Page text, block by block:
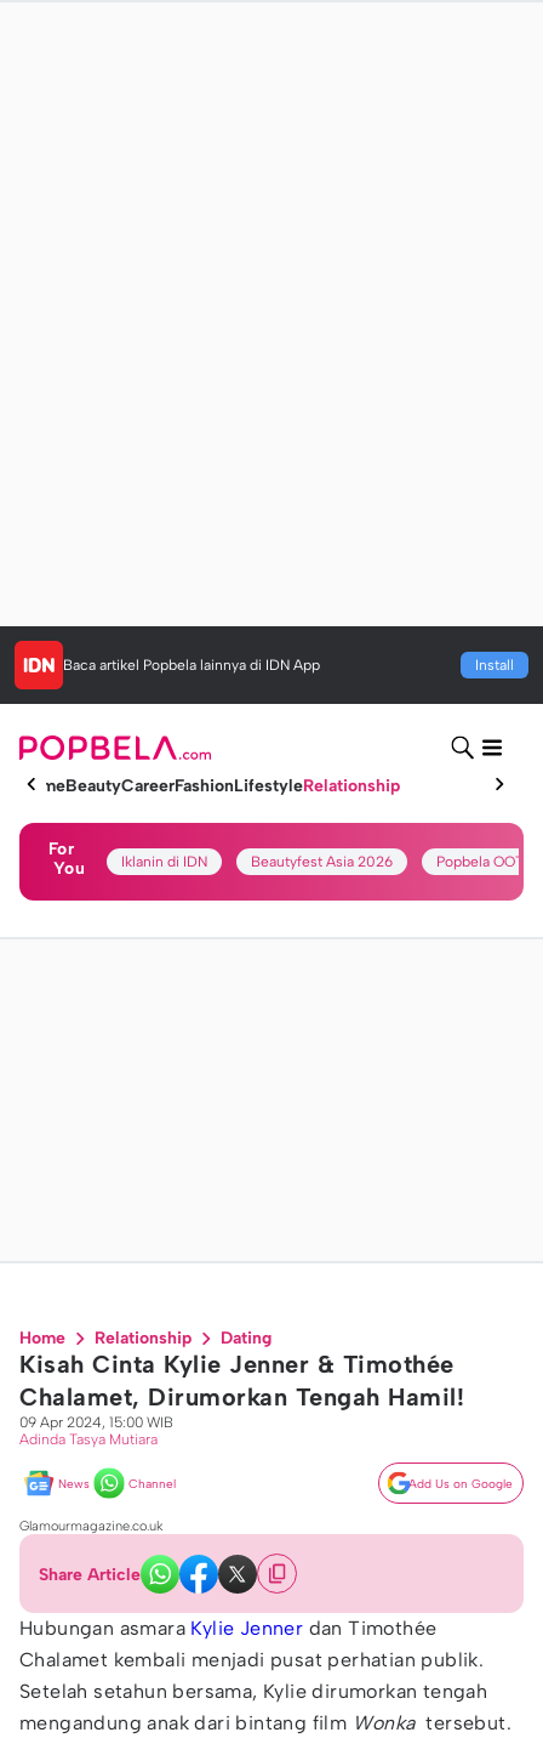
Baca artikel Popbela lainnya di IDN App Install
HomeBeautyCareerFashionLifestyleRelationship
For
You
Iklanin di IDN Beautyfest Asia 2026 Popbela OOTD
Home Relationship Dating
Kisah Cinta Kylie Jenner & Timothée
Chalamet, Dirumorkan Tengah Hamil!
09 Apr 2024, 15:00 WIB
Adinda Tasya Mutiara
News Channel Add Us on Google
Glamourmagazine.co.uk
Share Article
Hubungan asmara Kylie Jenner dan Timothée
Chalamet kembali menjadi pusat perhatian publik.
Setelah setahun bersama, Kylie dirumorkan tengah
mengandung anak dari bintang film Wonka tersebut.